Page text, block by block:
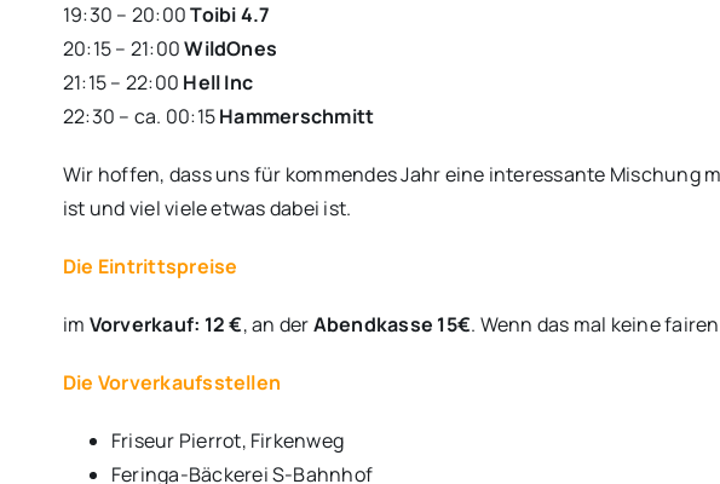
19:30 – 20:00Toibi 4.7
20:15 – 21:00WildOnes
21:15 – 22:00 Hell Inc
22:30 – ca. 00:15Hammerschmitt
Wir hoffen, dass uns für kommendes Jahr eine interessante Mischung
ist und viel viele etwas dabei ist.
Die Eintrittspreise
im Vorverkauf: 12 €, an derAbendkasse 15€. Wenn das mal keine
Die Vorverkaufsstellen
Friseur Pierrot, Firkenweg
Feringa-Bäckerei S-Bahnhof